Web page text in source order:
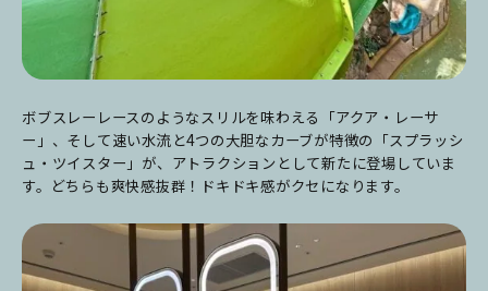
ボブスレーレースのようなスリルを味わえる「アクア・レーサ
ー」、そして速い水流と4つの大胆なカーブが特徴の「スプラッシ
ュ・ツイスター」が、アトラクションとして新たに登場していま
す。どちらも爽快感抜群！ドキドキ感がクセになります。